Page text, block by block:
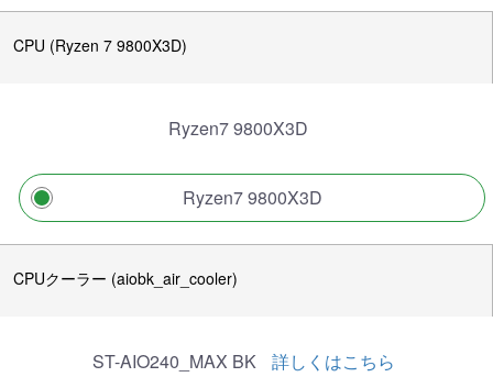
CPU (Ryzen 7 9800X3D)
Ryzen7 9800X3D
Ryzen7 9800X3D
CPUクーラー (aiobk_air_cooler)
ST-AIO240_MAX BK 詳しくはこちら